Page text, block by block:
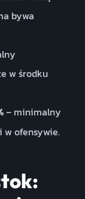
bywa
w środku
– minimalny
w ofensywie.